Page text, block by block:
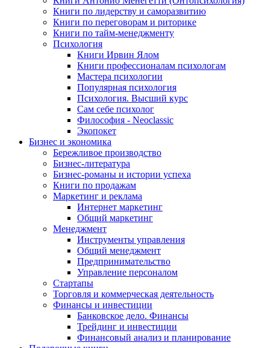
Книги по лидерству и саморазвитию
Книги по переговорам и риторике
Книги по тайм-менеджменту
Психология
Книги Ирвин Ялом
Книги профессионалам психологам
Мастера психологии
Популярная психология
Психология. Высший курс
Сам себе психолог
Философия - Neoclassic
Экопокет
Бизнес и экономика
Бережливое производство
Бизнес-литература
Бизнес-романы и истории успеха
Книги по продажам
Маркетинг и реклама
Интернет маркетинг
Общий маркетинг
Менеджмент
Инструменты управления
Общий менеджмент
Предпринимательство
Управление персоналом
Стартапы
Торговля и коммерческая деятельность
Финансы и инвестиции
Банковское дело. Финансы
Трейдинг и инвестиции
Финансовый анализ и планирование